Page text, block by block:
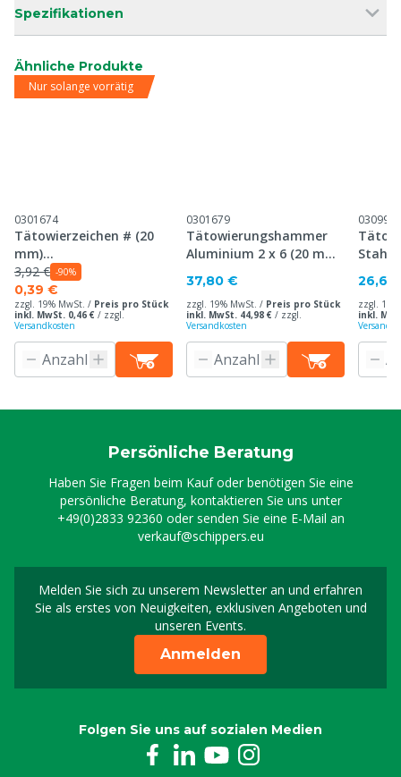
Spezifikationen
Ähnliche Produkte
Nur solange vorrätig
0301674
Tätowierzeichen # (20
mm)
Tätowierungshammer,
30 mm Platte
3,92 € -90%
0,39 €
zzgl. 19% MwSt. / Preis pro Stück
inkl. MwSt. 0,46 € / zzgl.
Versandkosten
0301679
Tätowierungshammer
Aluminium 2 x 6 (20 mm),
37,80 €
zzgl. 19% MwSt. / Preis pro Stück
inkl. MwSt. 44,98 € / zzgl.
Versandkosten
0309957
Stahl
26,60
zzgl.
inkl.
Persönliche Beratung
Haben Sie Fragen beim Kauf oder benötigen Sie eine
persönliche Beratung, kontaktieren Sie uns unter
+49(0)2833 92360 oder senden Sie eine E-Mail an
verkauf@schippers.eu
Melden Sie sich zu unserem Newsletter an und erfahren
Sie als erstes von Neuigkeiten, exklusiven Angeboten und
unseren Events.
Melden Sie sich für
Anmelden
Folgen Sie uns auf sozialen Medien